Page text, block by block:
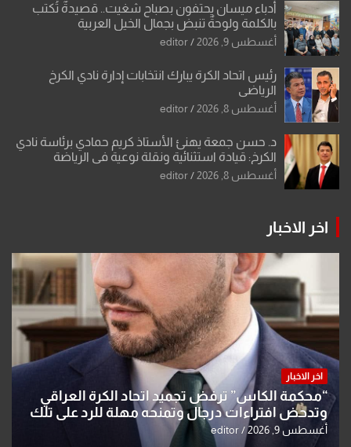
أدباء ميسان يحتفون بصباح شغيت.. قصيدةٌ تُكتب
بالكلمة ولوحةٌ تنبض بجمال الخيل العربية
أغسطس 9, 2026 editor
رئيس اتحاد الكرة يبارك انتخابات إدارة نادي الكرخ
الرياضي
أغسطس 8, 2026 editor
د. حسن جمعة يهنئ الأستاذ كريم حمادي برئاسة نادي
الكرخ: قيادة استثنائية ونقلة نوعية في الرياضة
العراقية
أغسطس 8, 2026 editor
اخر الاخبار
اخر الاخبار
“محكمة الكاس” ترفض تجميد اتحاد الكرة العراقي
وتدحض افتراءات درجال وتمنحه مهلة للرد على تلك
الشكوى
أغسطس 9, 2026 editor